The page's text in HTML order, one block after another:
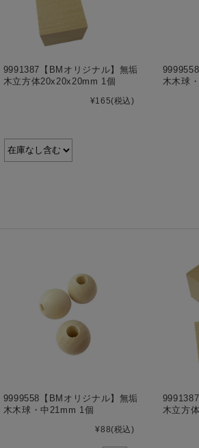
9991387【BMオリジナル】無垢
木立方体20x20x20mm 1個
¥165(税込)
木木球
9999558【BMオリジナル】無垢
木木球・中21mm 1個
¥88(税込)
木立方